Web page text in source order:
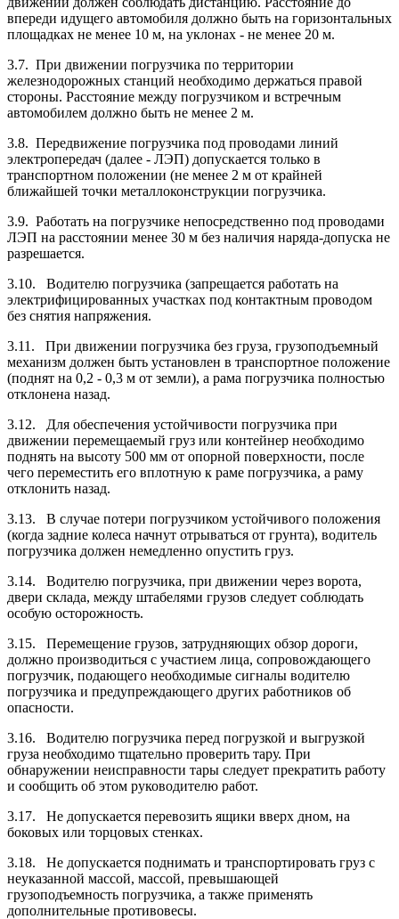
впереди идущего автомобиля должно быть на горизонтальных
площадках не менее 10 м, на уклонах - не менее 20 м.
3.7. При движении погрузчика по территории
железнодорожных станций необходимо держаться правой
стороны. Расстояние между погрузчиком и встречным
автомобилем должно быть не менее 2 м.
3.8. Передвижение погрузчика под проводами линий
электропередач (далее - ЛЭП) допускается только в
транспортном положении (не менее 2 м от крайней
ближайшей точки металлоконструкции погрузчика.
3.9. Работать на погрузчике непосредственно под проводами
ЛЭП на расстоянии менее 30 м без наличия наряда-допуска не
разрешается.
3.10. Водителю погрузчика (запрещается работать на
электрифицированных участках под контактным проводом
без снятия напряжения.
3.11. При движении погрузчика без груза, грузоподъемный
механизм должен быть установлен в транспортное положение
(поднят на 0,2 - 0,3 м от земли), а рама погрузчика полностью
отклонена назад.
3.12. Для обеспечения устойчивости погрузчика при
движении перемещаемый груз или контейнер необходимо
поднять на высоту 500 мм от опорной поверхности, после
чего переместить его вплотную к раме погрузчика, а раму
отклонить назад.
3.13. В случае потери погрузчиком устойчивого положения
(когда задние колеса начнут отрываться от грунта), водитель
погрузчика должен немедленно опустить груз.
3.14. Водителю погрузчика, при движении через ворота,
двери склада, между штабелями грузов следует соблюдать
особую осторожность.
3.15. Перемещение грузов, затрудняющих обзор дороги,
должно производиться с участием лица, сопровождающего
погрузчик, подающего необходимые сигналы водителю
погрузчика и предупреждающего других работников об
опасности.
3.16. Водителю погрузчика перед погрузкой и выгрузкой
груза необходимо тщательно проверить тару. При
обнаружении неисправности тары следует прекратить работу
и сообщить об этом руководителю работ.
3.17. Не допускается перевозить ящики вверх дном, на
боковых или торцовых стенках.
3.18. Не допускается поднимать и транспортировать груз с
неуказанной массой, массой, превышающей
грузоподъемность погрузчика, а также применять
дополнительные противовесы.